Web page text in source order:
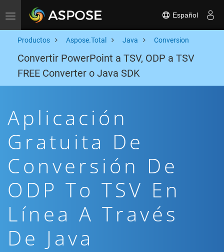
Toggle navigation Español
Productos Aspose.Total Java Conversion
Convertir PowerPoint a TSV, ODP a TSV
FREE Converter o Java SDK
Aplicación
Gratuita De
Conversión De
ODP To TSV En
Línea A Través
De Java